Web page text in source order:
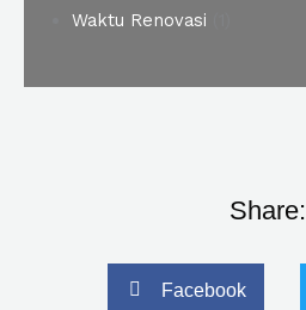
Waktu Renovasi
Share:
Facebook